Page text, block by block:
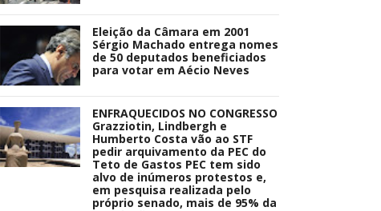
Eleição da Câmara em 2001
Sérgio Machado entrega nomes
de 50 deputados beneficiados
para votar em Aécio Neves
ENFRAQUECIDOS NO CONGRESSO
Grazziotin, Lindbergh e
Humberto Costa vão ao STF
pedir arquivamento da PEC do
Teto de Gastos PEC tem sido
alvo de inúmeros protestos e,
em pesquisa realizada pelo
próprio senado, mais de 95% da